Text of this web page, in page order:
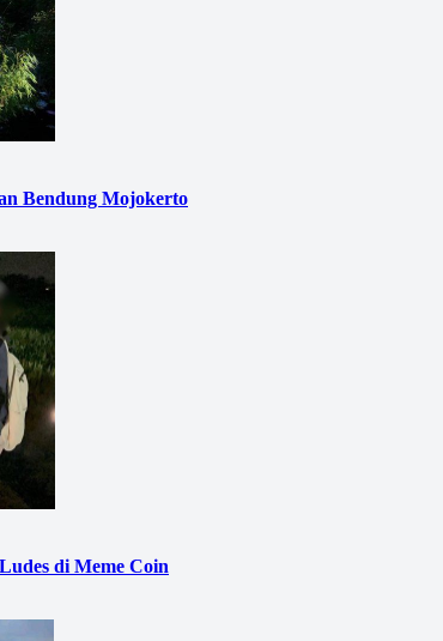
Bendung Mojokerto
di Meme Coin